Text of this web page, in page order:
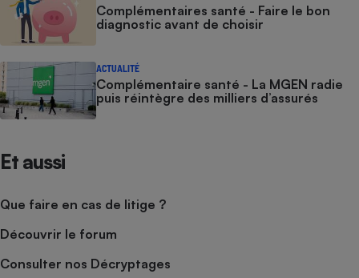
Complémentaires santé - Faire le bon
diagnostic avant de choisir
ACTUALITÉ
Complémentaire santé - La MGEN radie
puis réintègre des milliers d’assurés
Et aussi
Que faire en cas de litige ?
Découvrir le forum
Consulter nos Décryptages